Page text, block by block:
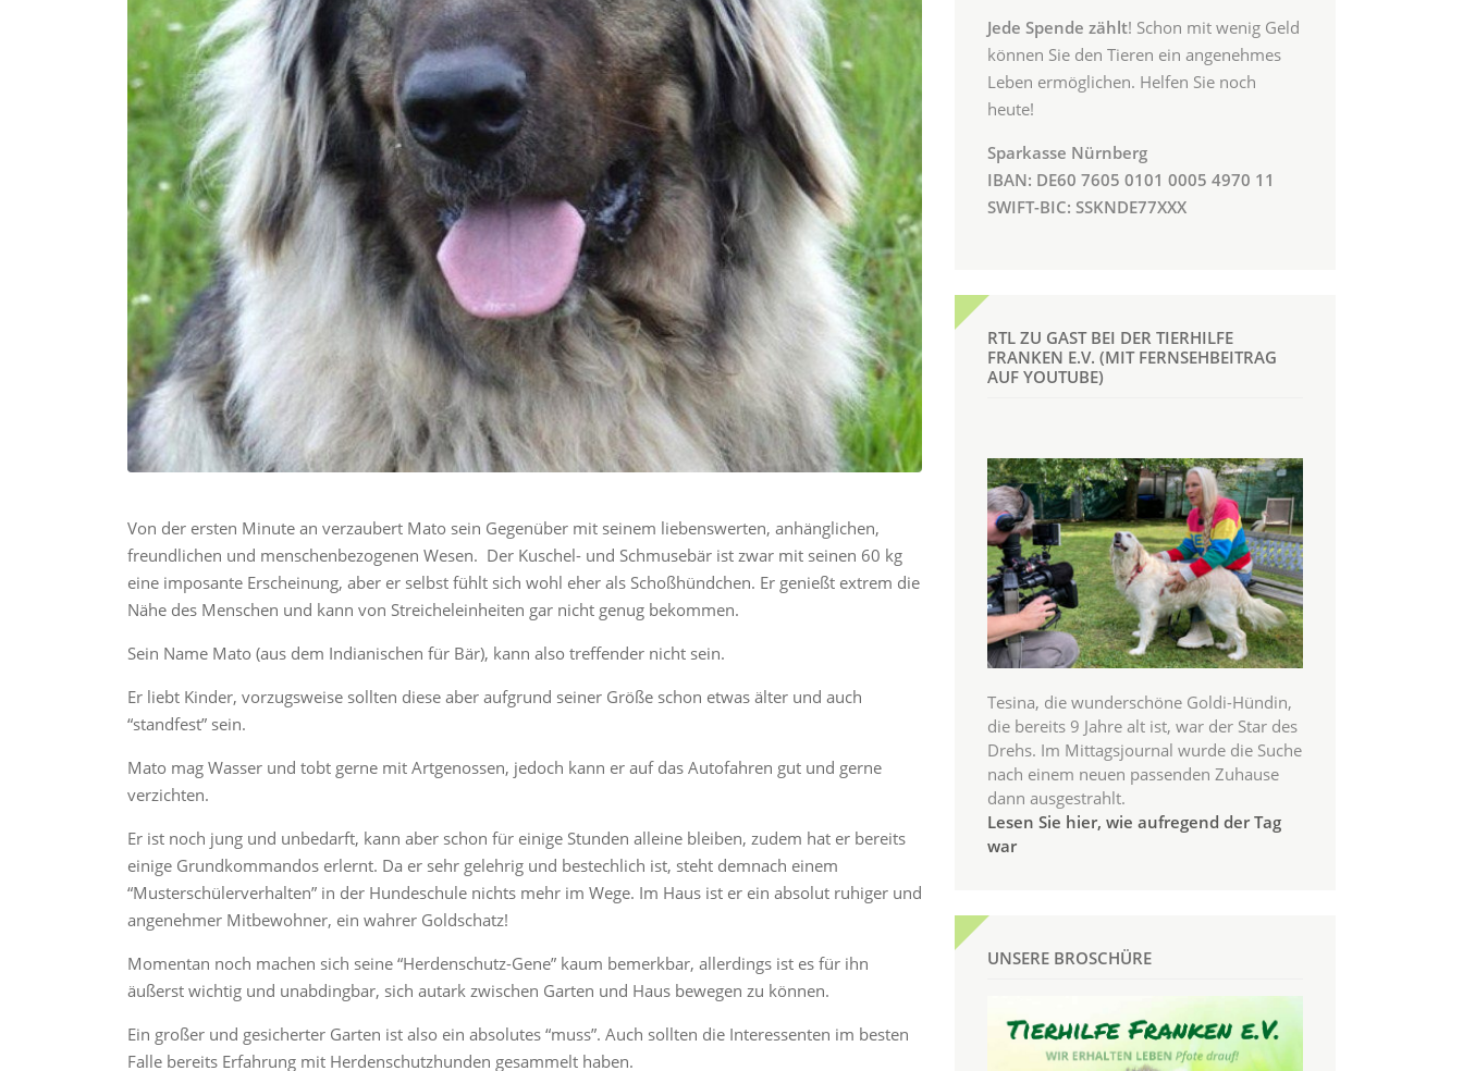
Von der ersten Minute an verzaubert Mato sein Gegenüber mit seinem liebenswerten, anhänglichen,
freundlichen und menschenbezogenen Wesen. Der Kuschel- und Schmusebär ist zwar mit seinen 60 kg
eine imposante Erscheinung, aber er selbst fühlt sich wohl eher als Schoßhündchen. Er genießt extrem die
Nähe des Menschen und kann von Streicheleinheiten gar nicht genug bekommen.
Sein Name Mato (aus dem Indianischen für Bär), kann also treffender nicht sein.
Er liebt Kinder, vorzugsweise sollten diese aber aufgrund seiner Größe schon etwas älter und auch
“standfest” sein.
Mato mag Wasser und tobt gerne mit Artgenossen, jedoch kann er auf das Autofahren gut und gerne
verzichten.
Er ist noch jung und unbedarft, kann aber schon für einige Stunden alleine bleiben, zudem hat er bereits
einige Grundkommandos erlernt. Da er sehr gelehrig und bestechlich ist, steht demnach einem
“Musterschülerverhalten” in der Hundeschule nichts mehr im Wege. Im Haus ist er ein absolut ruhiger und
angenehmer Mitbewohner, ein wahrer Goldschatz!
Momentan noch machen sich seine “Herdenschutz-Gene” kaum bemerkbar, allerdings ist es für ihn
äußerst wichtig und unabdingbar, sich autark zwischen Garten und Haus bewegen zu können.
Ein großer und gesicherter Garten ist also ein absolutes “muss”. Auch sollten die Interessenten im besten
Falle bereits Erfahrung mit Herdenschutzhunden gesammelt haben.
Jede Spende zählt! Schon mit wenig Geld
können Sie den Tieren ein angenehmes
Leben ermöglichen. Helfen Sie noch
heute!
Sparkasse Nürnberg
IBAN: DE60 7605 0101 0005 4970 11
SWIFT-BIC: SSKNDE77XXX
RTL ZU GAST BEI DER TIERHILFE
FRANKEN E.V. (MIT FERNSEHBEITRAG
AUF YOUTUBE)
Tesina, die wunderschöne Goldi-Hündin,
die bereits 9 Jahre alt ist, war der Star des
Drehs. Im Mittagsjournal wurde die Suche
nach einem neuen passenden Zuhause
dann ausgestrahlt.
Lesen Sie hier, wie aufregend der Tag
war
UNSERE BROSCHÜRE